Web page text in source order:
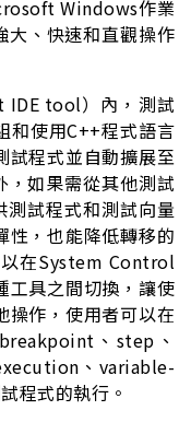
Windows作業
大、快速和直觀操作
IDE tool）內，測試
和使用C++程式語言
試程式並自動擴展至
如果需從其他測試
測試程式和測試向量
性，也能降低轉移的
在System Control
具之間切換，讓使
操作，使用者可以在
、step、
、variable-
程式的執行。